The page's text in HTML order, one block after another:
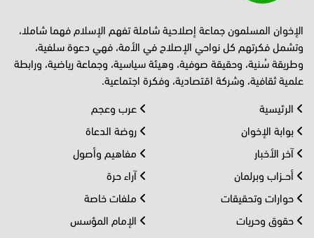
الإخوان المسلمون جماعة إصلاحية شاملة تفهم الإسلام فهما شاملا،
وتشمل فكرتهم كل نواحي الإصلاح في الأمة، فهي دعوة سلفية،
وطريقة سُنية، وحقيقة صوفية، وهيئة سياسية، وجماعة رياضية، ورابطة
علمية ثقافية، وشركة اقتصادية، وفكرة اجتماعية.
الرئيسية
بوابة الإخوان
آخر الأخبار
أحــزاب وبرلمان
حوارات وتحقيقات
حقوق وحريات
عرب وعجم
روضة الدعاة
مفاهيم وأصول
آراء حرة
ملفات خاصة
الإمام المؤسس